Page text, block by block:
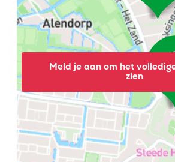
Meld je aan om het
zien